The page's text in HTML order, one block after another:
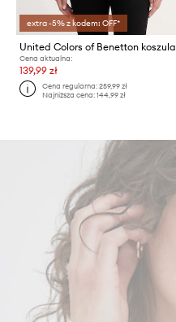
extra -5% z kodem: OFF*
United Colors of Benetton koszula
Cena aktualna:
139,99 zł
Cena regularna:259,99 zł
Najniższa cena:144,99 zł